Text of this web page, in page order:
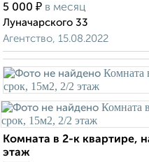
5 000 ₽ в месяц
Луначарского 33
Агентство, 15.08.2022
Комната в 2-к квартире,
этаж